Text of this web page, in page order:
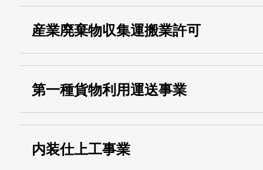
産業廃棄物収集運搬業許可
運搬業許可証番号：
13000155805
第一種貨物利用運送事業
事業
内装仕上工事業